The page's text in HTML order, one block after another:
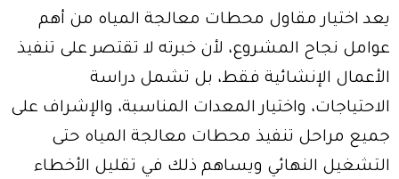
يعد اختيار مقاول محطات معالجة المياه من أهم
عوامل نجاح المشروع، لأن خبرته لا تقتصر على تنفيذ
الأعمال الإنشائية فقط، بل تشمل دراسة
الاحتياجات، واختيار المعدات المناسبة، والإشراف على
جميع مراحل تنفيذ محطات معالجة المياه حتى
التشغيل النهائي ويساهم ذلك في تقليل الأخطاء